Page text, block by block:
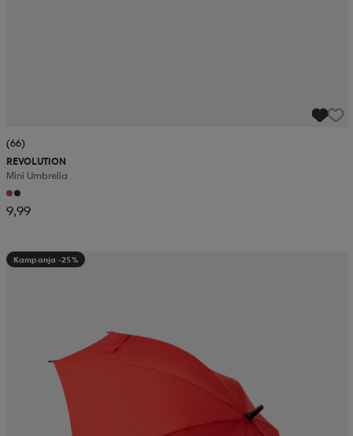
(66)
REVOLUTION
Mini Umbrella
9,99
Kampanja -25%